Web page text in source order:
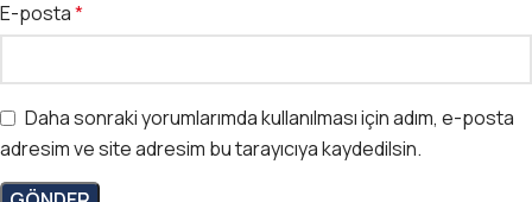
E-posta*
Daha sonraki yorumlarımda kullanılması için adım, e-posta
adresim ve site adresim bu tarayıcıya kaydedilsin.